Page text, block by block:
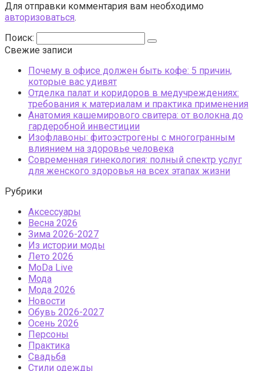
Для отправки комментария вам необходимо
авторизоваться.
Поиск:
Свежие записи
Почему в офисе должен быть кофе: 5 причин,
которые вас удивят
Отделка палат и коридоров в медучреждениях:
требования к материалам и практика применения
Анатомия кашемирового свитера: от волокна до
гардеробной инвестиции
Изофлавоны: фитоэстрогены с многогранным
влиянием на здоровье человека
Современная гинекология: полный спектр услуг
для женского здоровья на всех этапах жизни
Рубрики
Аксессуары
Весна 2026
Зима 2026-2027
Из истории моды
Лето 2026
МоDа Live
Мода
Мода 2026
Новости
Обувь 2026-2027
Осень 2026
Персоны
Практика
Свадьба
Стили одежды